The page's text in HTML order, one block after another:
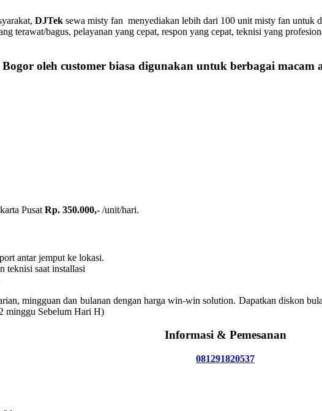
DJTek sewa misty fan menyediakan lebih dari 100 unit misty fan untuk
terawat/bagus, pelayanan yang cepat, respon yang cepat, teknisi yang
oleh customer biasa digunakan untuk berbagai macam
Pusat Rp. 350.000,- /unit/hari.
antar jemput ke lokasi.
teknisi saat installasi
mingguan dan bulanan dengan harga win-win solution. Dapatkan diskon
minggu Sebelum Hari H)
Informasi & Pemesanan
081291820537